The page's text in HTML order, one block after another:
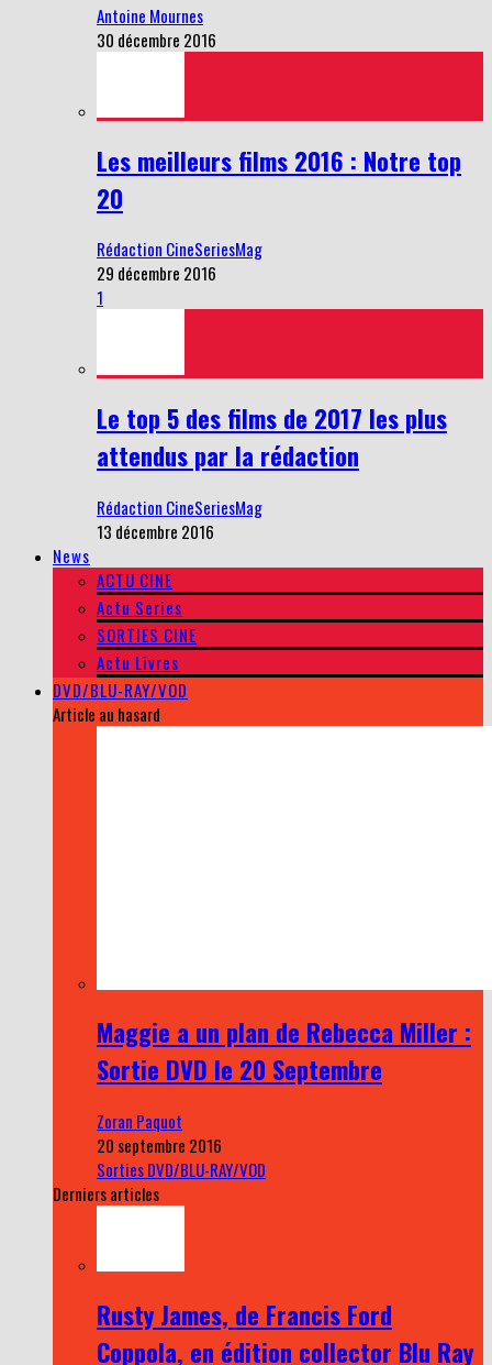
Antoine Mournes
30 décembre 2016
Les meilleurs films 2016 : Notre top
20
Rédaction CineSeriesMag
29 décembre 2016
1
Le top 5 des films de 2017 les plus
attendus par la rédaction
Rédaction CineSeriesMag
13 décembre 2016
News
ACTU CINE
Actu Series
SORTIES CINE
Actu Livres
DVD/BLU-RAY/VOD
Article au hasard
Maggie a un plan de Rebecca Miller :
Sortie DVD le 20 Septembre
Zoran Paquot
20 septembre 2016
Sorties DVD/BLU-RAY/VOD
Derniers articles
Rusty James, de Francis Ford
Coppola, en édition collector Blu Ray